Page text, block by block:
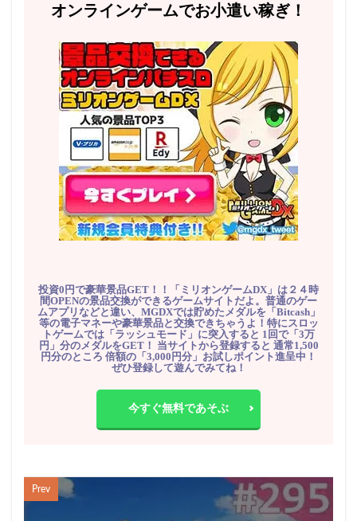
オンラインゲームでお小遣い稼ぎ！
投資0円で豪華景品GET！！「ミリオンゲームDX」は２４時
間OPENの景品交換ができるゲームサイトだよ。普通のゲー
ムアプリなどと違い、MGDXでは貯めたメダルを「Bitcash」
等の電子マネーや豪華景品と交換できちゃうよ！特にスロッ
トゲームでは「ラッシュモード」に突入すると 1回で「3万
円」分のメダルをGET！ 当サイトから登録すると 通常1,500
円分のところ 倍額の「3,000円分」お試しポイント進呈中！
ぜひ登録して遊んでみてね！
今すぐ無料であそぶ
Prev